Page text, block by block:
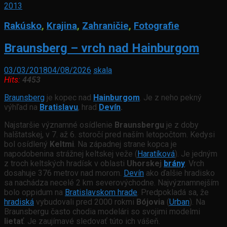
2013
Rakúsko, Krajina, Zahraničie, Fotografie
Braunsberg – vrch nad Hainburgom
03/03/201804/08/2026 skala
Hits: 4453
Braunsberg je kopec nad Hainburgom. Je z neho pekný
výhľad na Bratislavu, hrad Devín.
Najstaršie významné osídlenie Braunsbergu je z doby
halštatskej, v 7. až 6. storočí pred naším letopočtom. Kedysi
bol osídlený Keltmi. Na západnej strane kopca je
napodobenina strážnej keltskej veže ( Haratíková). Je jedným
z troch keltských hradísk v oblasti Uhorskej brány. Vrch
dosahuje 376 metrov nad morom. Devín ako ďalšie hradisko
sa nachádza necelé 2 km severovýchodne. Najvýznamnejším
bolo oppidum na Bratislavskom hrade. Predpokladá sa, že
hradiská vybudovali pred 2000 rokmi Bójovia (Urban). Na
Braunsbergu často chodia modelári so svojimi modelmi
lietať. Je zaujímavé sledovať túto ich vášeň.